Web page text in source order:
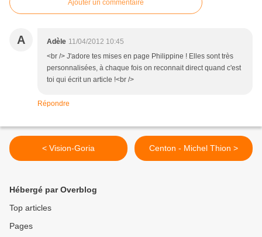
Ajouter un commentaire
A Adèle 11/04/2012 10:45
<br /> J'adore tes mises en page Philippine ! Elles sont très
personnalisées, à chaque fois on reconnait direct quand c'est
toi qui écrit un article !<br />
Répondre
< Vision-Goria Centon - Michel Thion >
Hébergé par Overblog
Top articles
Pages